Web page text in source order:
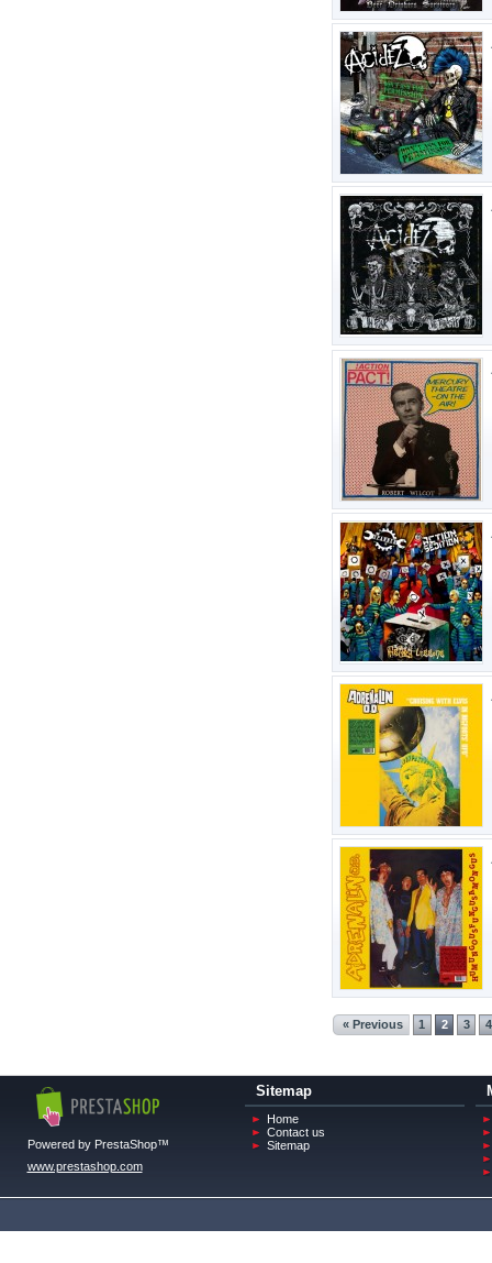
« Previous 1 2 3 4
Powered by PrestaShop™
www.prestashop.com
Sitemap
Home
Contact us
Sitemap